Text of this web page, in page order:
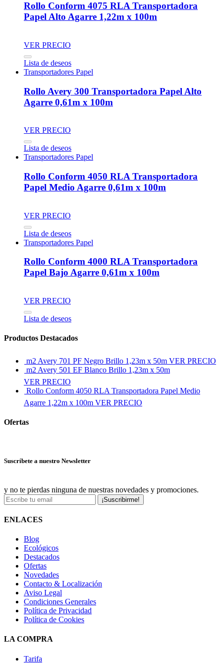
Rollo Conform 4075 RLA Transportadora
Papel Alto Agarre 1,22m x 100m
VER PRECIO
Lista de deseos
Transportadores Papel
Rollo Avery 300 Transportadora Papel Alto
Agarre 0,61m x 100m
VER PRECIO
Lista de deseos
Transportadores Papel
Rollo Conform 4050 RLA Transportadora
Papel Medio Agarre 0,61m x 100m
VER PRECIO
Lista de deseos
Transportadores Papel
Rollo Conform 4000 RLA Transportadora
Papel Bajo Agarre 0,61m x 100m
VER PRECIO
Lista de deseos
Productos Destacados
m2 Avery 701 PF Negro Brillo 1,23m x 50m VER PRECIO
m2 Avery 501 EF Blanco Brillo 1,23m x 50m
VER PRECIO
Rollo Conform 4050 RLA Transportadora Papel Medio
Agarre 1,22m x 100m VER PRECIO
Ofertas
Suscríbete a nuestro Newsletter
y no te pierdas ninguna de nuestras novedades y promociones.
¡Suscribirme!
ENLACES
Blog
Ecológicos
Destacados
Ofertas
Novedades
Contacto & Localización
Aviso Legal
Condiciones Generales
Política de Privacidad
Política de Cookies
LA COMPRA
Tarifa